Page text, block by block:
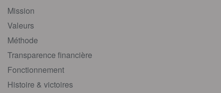
Mission
Valeurs
Méthode
Transparence financière
Fonctionnement
Histoire & victoires